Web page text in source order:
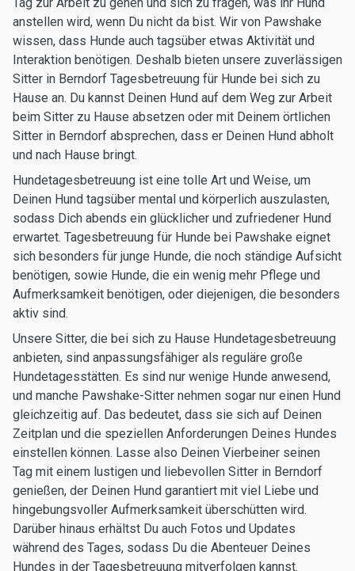
anstellen wird, wenn Du nicht da bist. Wir von Pawshake
wissen, dass Hunde auch tagsüber etwas Aktivität und
Interaktion benötigen. Deshalb bieten unsere zuverlässigen
Sitter in Berndorf Tagesbetreuung für Hunde bei sich zu
Hause an. Du kannst Deinen Hund auf dem Weg zur Arbeit
beim Sitter zu Hause absetzen oder mit Deinem örtlichen
Sitter in Berndorf absprechen, dass er Deinen Hund abholt
und nach Hause bringt.
Hundetagesbetreuung ist eine tolle Art und Weise, um
Deinen Hund tagsüber mental und körperlich auszulasten,
sodass Dich abends ein glücklicher und zufriedener Hund
erwartet. Tagesbetreuung für Hunde bei Pawshake eignet
sich besonders für junge Hunde, die noch ständige Aufsicht
benötigen, sowie Hunde, die ein wenig mehr Pflege und
Aufmerksamkeit benötigen, oder diejenigen, die besonders
aktiv sind.
Unsere Sitter, die bei sich zu Hause Hundetagesbetreuung
anbieten, sind anpassungsfähiger als reguläre große
Hundetagesstätten. Es sind nur wenige Hunde anwesend,
und manche Pawshake-Sitter nehmen sogar nur einen Hund
gleichzeitig auf. Das bedeutet, dass sie sich auf Deinen
Zeitplan und die speziellen Anforderungen Deines Hundes
einstellen können. Lasse also Deinen Vierbeiner seinen
Tag mit einem lustigen und liebevollen Sitter in Berndorf
genießen, der Deinen Hund garantiert mit viel Liebe und
hingebungsvoller Aufmerksamkeit überschütten wird.
Darüber hinaus erhältst Du auch Fotos und Updates
während des Tages, sodass Du die Abenteuer Deines
Hundes in der Tagesbetreuung mitverfolgen kannst.